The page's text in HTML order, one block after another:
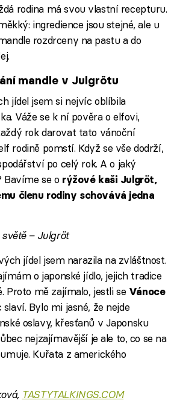
rodina má svou vlastní recepturu.
ingredience jsou stejné, ale u
rozdrceny na pastu a do
mandle v Julgrötu
jídel jsem si nejvíc oblíbila
Váže se k ní pověra o elfovi,
rok darovat tato vánoční
rodině pomstí. Když se vše dodrží,
po celý rok. A o jaký
Bavíme se o rýžové kaši Julgröt,
členu rodiny schovává jedna
– Julgröt
jídel jsem narazila na zvláštnost.
o japonské jídlo, jejich tradice
Proto mě zajímalo, jestli se Vánoce
slaví. Bylo mi jasné, že nejde
oslavy, křesťanů v Japonsku
nejzajímavější je ale to, co se na
Kuřata z amerického
TASTYTALKINGS.COM